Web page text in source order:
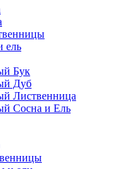
ель
Бук
Дуб
Лиственница
Сосна и Ель